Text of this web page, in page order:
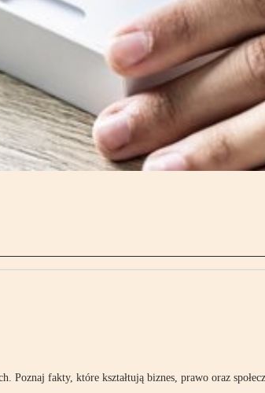
fakty, które kształtują biznes, prawo oraz